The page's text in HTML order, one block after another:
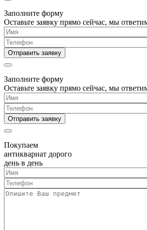
Заполните форму
Оставьте заявку прямо сейчас, мы
Заполните форму
Оставьте заявку прямо сейчас, мы
Покупаем
антиквариат дорого
день в день